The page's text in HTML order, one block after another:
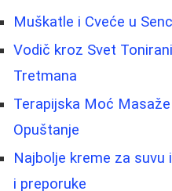
Muškatle i Cveće u
Vodič kroz Svet
Tretmana
Terapijska Moć
Opuštanje
Najbolje kreme za
i preporuke